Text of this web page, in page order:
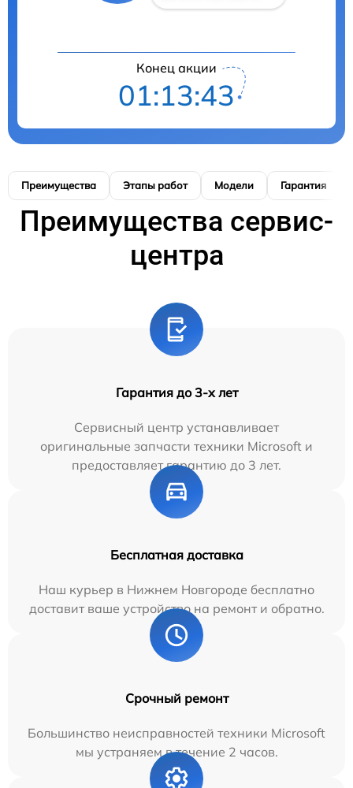
Конец акции
01:13:42
Преимущества Этапы работ Модели Гарантия
Преимущества сервис-
центра
Гарантия до 3-х лет
Сервисный центр устанавливает
оригинальные запчасти техники Microsoft и
предоставляет гарантию до 3 лет.
Бесплатная доставка
Наш курьер в Нижнем Новгороде бесплатно
доставит ваше устройство на ремонт и обратно.
Срочный ремонт
Большинство неисправностей техники Microsoft
мы устраняем в течение 2 часов.